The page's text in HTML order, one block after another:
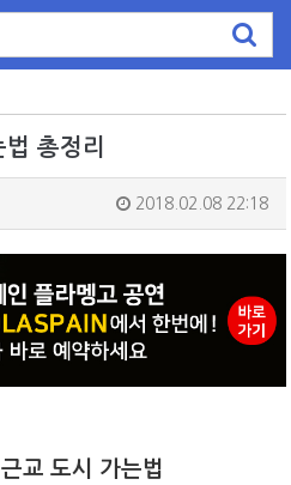
총정리
2018.02.08 22:18
교 도시 가는법